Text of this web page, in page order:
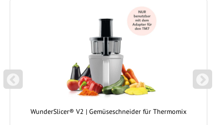
P
REVIOUS
WunderSlicer® V2 | Gemüseschneider für Thermomix
N
EXT